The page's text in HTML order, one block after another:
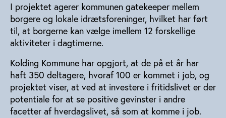
I projektet agerer kommunen gatekeeper mellem
borgere og lokale idrætsforeninger, hvilket har ført
til, at borgerne kan vælge imellem 12 forskellige
aktiviteter i dagtimerne.
Kolding Kommune har opgjort, at de på et år har
haft 350 deltagere, hvoraf 100 er kommet i job, og
projektet viser, at ved at investere i fritidslivet er der
potentiale for at se positive gevinster i andre
facetter af hverdagslivet, så som at komme i job.